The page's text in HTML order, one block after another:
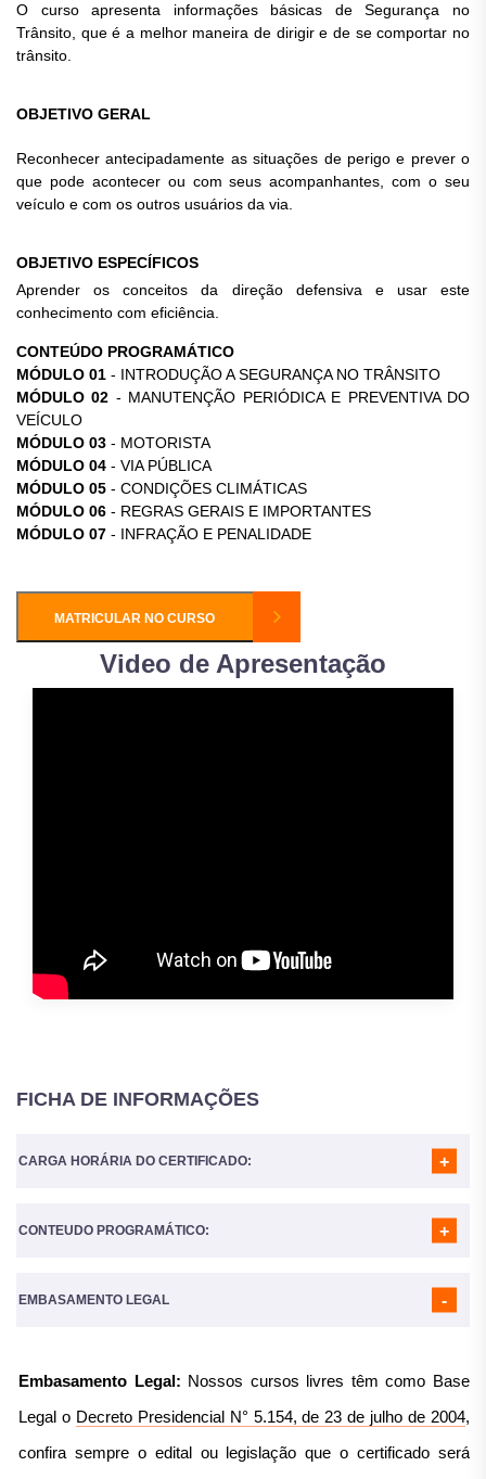
O curso apresenta informações básicas de Segurança no
Trânsito, que é a melhor maneira de dirigir e de se comportar no
trânsito.
OBJETIVO GERAL
Reconhecer antecipadamente as situações de perigo e prever o
que pode acontecer ou com seus acompanhantes, com o seu
veículo e com os outros usuários da via.
OBJETIVO ESPECÍFICOS
Aprender os conceitos da direção defensiva e usar este
conhecimento com eficiência.
CONTEÚDO PROGRAMÁTICO
MÓDULO 01 - INTRODUÇÃO A SEGURANÇA NO TRÂNSITO
MÓDULO 02 - MANUTENÇÃO PERIÓDICA E PREVENTIVA DO
VEÍCULO
MÓDULO 03 - MOTORISTA
MÓDULO 04 - VIA PÚBLICA
MÓDULO 05 - CONDIÇÕES CLIMÁTICAS
MÓDULO 06 - REGRAS GERAIS E IMPORTANTES
MÓDULO 07 - INFRAÇÃO E PENALIDADE
MATRICULAR NO CURSO
Video de Apresentação
FICHA DE INFORMAÇÕES
CARGA HORÁRIA DO CERTIFICADO:
CONTEUDO PROGRAMÁTICO:
MÓDULO 02- MANUTENÇÃO PERIÓDICA E PREVENTIVA DO
MÓDULO 05- CONDIÇÕES CLIMÁTICAS
MÓDULO 07- INFRAÇÃO E PENALIDADE
EMBASAMENTO LEGAL
Embasamento Legal: Nossos cursos livres têm como Base
Legal o Decreto Presidencial N° 5.154, de 23 de julho de 2004,
confira sempre o edital ou legislação que o certificado será